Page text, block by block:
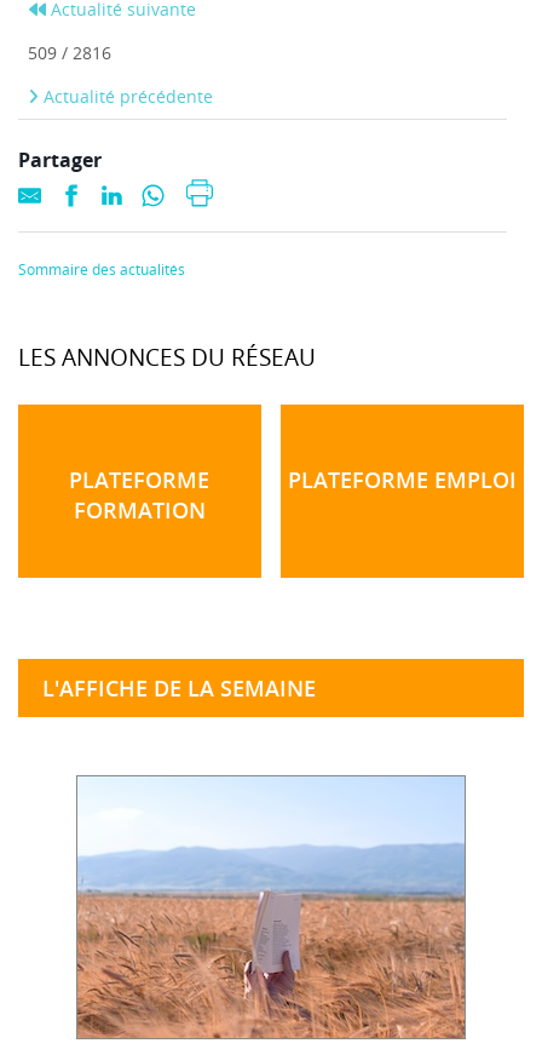
Actualité suivante
509 / 2816
Actualité précédente
Partager
Sommaire des actualités
LES ANNONCES DU RÉSEAU
PLATEFORME
FORMATION
PLATEFORME EMPLOI
L'AFFICHE DE LA SEMAINE